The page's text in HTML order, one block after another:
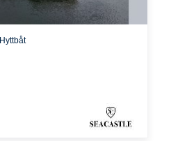
Hyttbåt